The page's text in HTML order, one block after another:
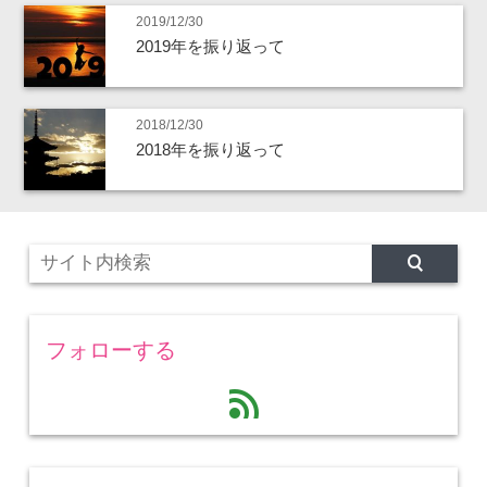
2019/12/30
2019年を振り返って
2018/12/30
2018年を振り返って
フォローする
feed